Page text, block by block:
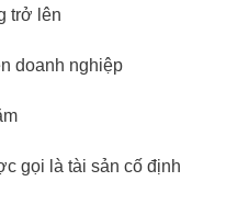
trở lên
doanh nghiệp
gọi là tài sản cố định